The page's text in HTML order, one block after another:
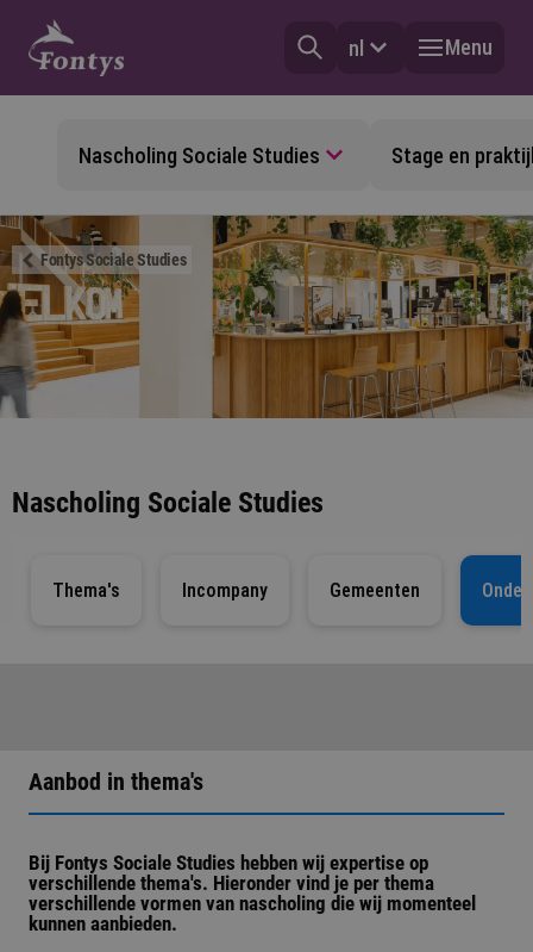
nl Menu
Nascholing Sociale Studies Stage en
Fontys Sociale Studies
Nascholing Sociale Studies
Thema's Incompany Gemeenten
Aanbod in thema's
Bij Fontys Sociale Studies hebben wij expertise op
verschillende thema's. Hieronder vind je per thema
verschillende vormen van nascholing die wij momenteel
kunnen aanbieden.